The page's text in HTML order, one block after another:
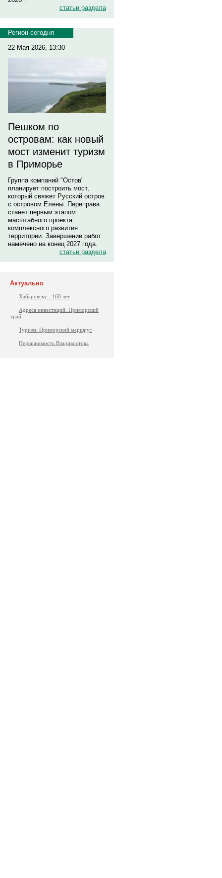
статьи раздела
Регион сегодня
22 Мая 2026, 13:30
Пешком по
островам: как новый
мост изменит туризм
в Приморье
Группа компаний "Остов"
планирует построить мост,
который свяжет Русский остров
с островом Елены. Переправа
станет первым этапом
масштабного проекта
комплексного развития
территории. Завершение работ
намечено на конец 2027 года.
статьи раздела
Актуально
Хабаровску - 160 лет
Адреса инвестиций. Приморский
край
Туризм: Приморский маршрут
Недвижимость Владивостока